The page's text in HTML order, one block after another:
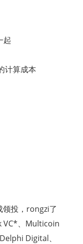
起
计算成本
领投，rongzi了
VC*、Multicoin
Digital、